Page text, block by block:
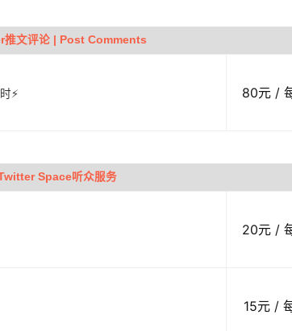
推文评论 | Post Comments
⚡️ 80元 /
Space听众服务
20元 /
15元 /